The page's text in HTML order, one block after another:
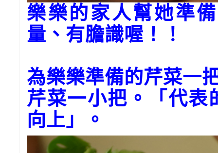
樂樂的家人幫她準
量、有膽識喔！！
為樂樂準備的芹菜一
芹菜一小把。「代表
向上」。